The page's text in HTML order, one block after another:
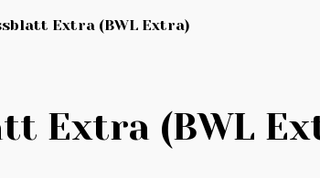
Extra (BWL Extra)
Extra (BWL